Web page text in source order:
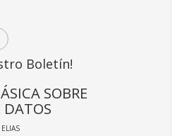
Boletín!
SOBRE
DATOS